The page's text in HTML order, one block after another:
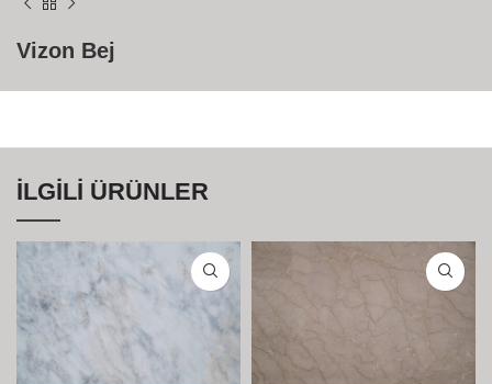
Vizon Bej
İLGILI ÜRÜNLER